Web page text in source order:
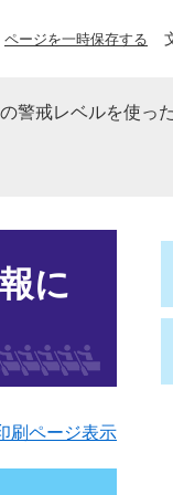
ページを一時保存する
警戒レベルを使っ
に
刷ページ表示